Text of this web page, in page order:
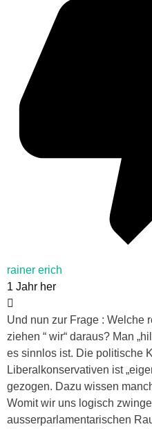
rainer erich
1 Jahr her
Und nun zur Frage : Welche
ziehen “ wir“ daraus? Man
es sinnlos ist. Die politische
Liberalkonservativen ist
gezogen. Dazu wissen
Womit wir uns logisch
ausserparlamentarischen